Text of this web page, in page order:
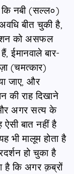
कि नबी (सल्ल०)
बीत चुकी है,
को असफल
ईमानवाले बार-
(चमत्कार)
जाए, और
की राह दिखाने
और अगर सत्य के
ऐसी बात नहीं है
मालूम होता है
हो चुका है
है कि अगर क़ब्रों